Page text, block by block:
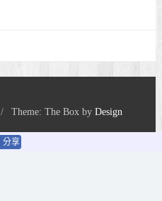
分享
/ Theme: The Box byDesign